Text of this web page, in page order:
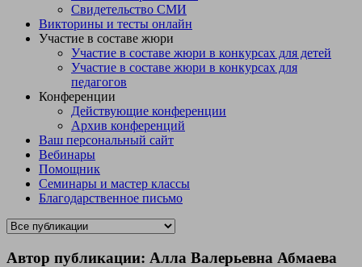
Свидетельство СМИ
Викторины и тесты онлайн
Участие в составе жюри
Участие в составе жюри в конкурсах для детей
Участие в составе жюри в конкурсах для
педагогов
Конференции
Действующие конференции
Архив конференций
Ваш персональный сайт
Вебинары
Помощник
Семинары и мастер классы
Благодарственное письмо
Автор публикации: Алла Валерьевна Абмаева